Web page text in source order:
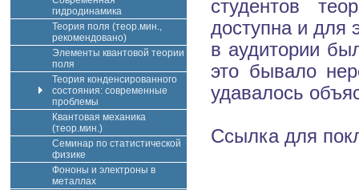
гидродинамика
Теория поля (теор.мин.,
рекомендовано)
Элементы квантовой теории
поля
Теория конденсированного
состояния: современные
проблемы
Квантовая механика
(теор.мин.)
Семинар по статистической
физике
Фононы и электроны в
металлах
студентов
доступна и для
в аудитории
это бывало
удавалось
Ссылка для